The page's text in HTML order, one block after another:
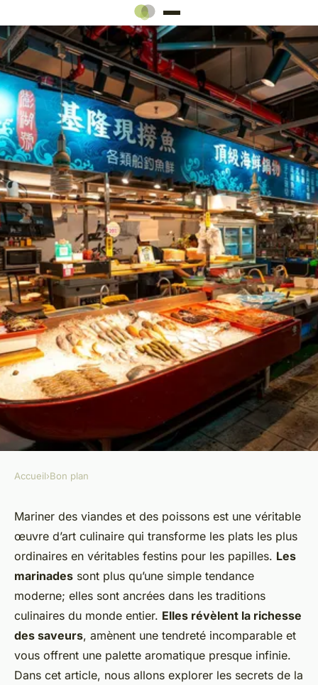
BON PLAN
Quelles sont les techniques de
marinades qui rehaussent le
goût des viandes et poissons ?
admin•20 décembre 2024•5 min de lecture
Accueil›Bon plan
Mariner des viandes et des poissons est une véritable
œuvre d’art culinaire qui transforme les plats les plus
ordinaires en véritables festins pour les papilles. Les
marinades sont plus qu’une simple tendance
moderne; elles sont ancrées dans les traditions
culinaires du monde entier. Elles révèlent la richesse
des saveurs, amènent une tendreté incomparable et
vous offrent une palette aromatique presque infinie.
Dans cet article, nous allons explorer les secrets de la